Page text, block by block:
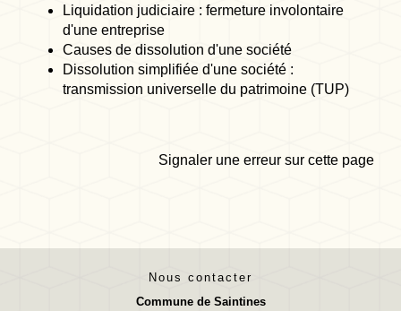
Liquidation judiciaire : fermeture involontaire
d'une entreprise
Causes de dissolution d'une société
Dissolution simplifiée d'une société :
transmission universelle du patrimoine (TUP)
Signaler une erreur sur cette page
Nous contacter
Commune de Saintines